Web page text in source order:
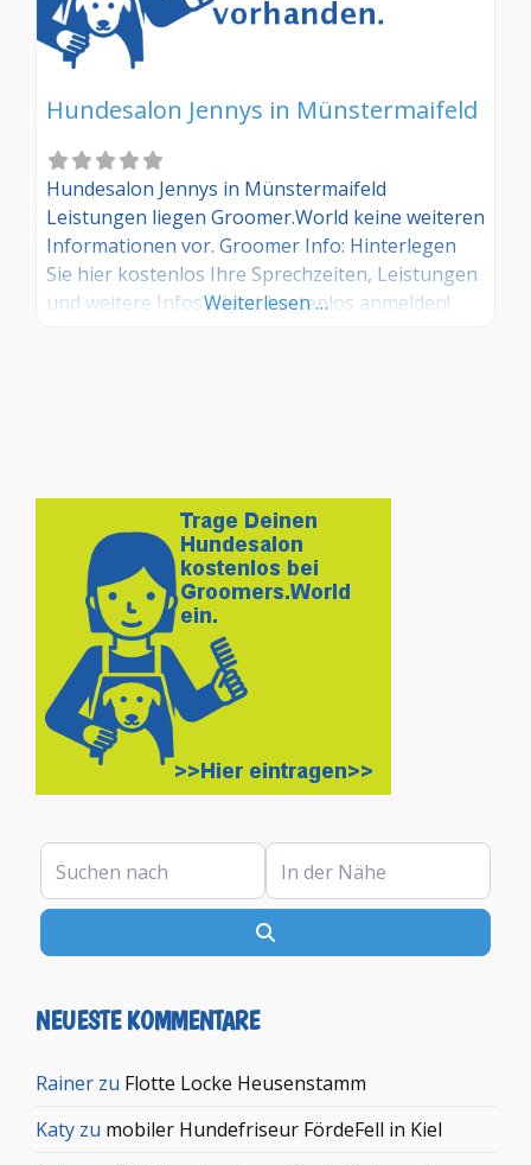
Hundesalon Jennys in Münstermaifeld
Hundesalon Jennys in Münstermaifeld
Leistungen liegen Groomer.World keine weiteren
Informationen vor. Groomer Info: Hinterlegen
Sie hier kostenlos Ihre Sprechzeiten, Leistungen
und weitere Infos – jetzt kostenlos anmelden!
Weiterlesen …
Suchen nach In der Nähe
NEUESTE KOMMENTARE
Rainer zu Flotte Locke Heusenstamm
Katy zu mobiler Hundefriseur FördeFell in Kiel